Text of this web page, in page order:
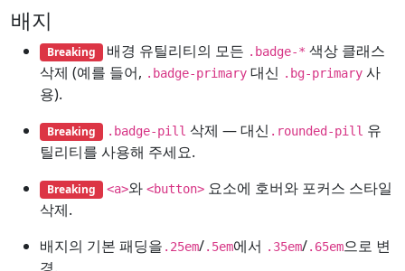
배지
Breaking 배경 유틸리티의 모든 .badge-* 색상 클래스
삭제 (예를 들어, .badge-primary 대신 .bg-primary 사
용).
Breaking .badge-pill 삭제 — 대신 .rounded-pill 유
틸리티를 사용해 주세요.
Breaking <a>와 <button>요소에 호버와 포커스 스타일
삭제.
배지의 기본 패딩을 .25em/.5em에서 .35em/.65em으로 변